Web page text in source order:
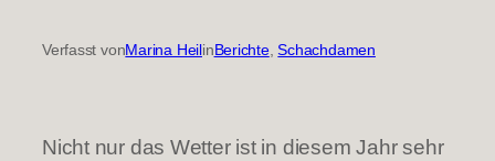
Verfasst vonMarina HeilinBerichte, Schachdamen
Nicht nur das Wetter ist in diesem Jahr sehr